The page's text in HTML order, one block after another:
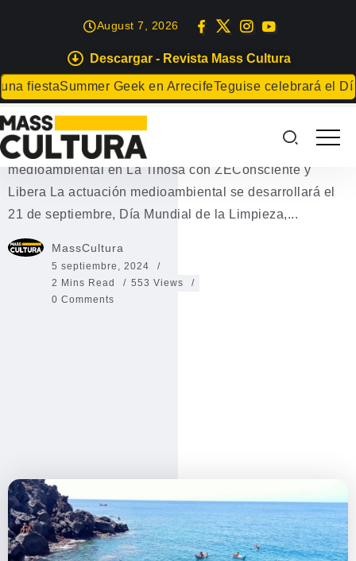
Descargar - Revista Mass Cultura
fiestaSummer Geek en ArrecifeTeguise celebrará el Día
August 7, 2026
EVENTOS
ZEConsciente
ZEConsciente Limpieza del litoral y concienciación
medioambiental en La Tiñosa con ZEConsciente y
Libera La actuación medioambiental se desarrollará el
21 de septiembre, Día Mundial de la Limpieza,...
MassCultura
5 septiembre, 2024
2 Mins Read
553 Views
0 Comments